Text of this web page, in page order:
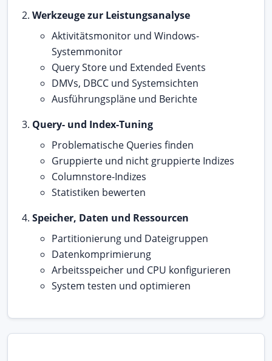
Werkzeuge zur Leistungsanalyse
Aktivitätsmonitor und Windows-
Systemmonitor
Query Store und Extended Events
DMVs, DBCC und Systemsichten
Ausführungspläne und Berichte
Query- und Index-Tuning
Problematische Queries finden
Gruppierte und nicht gruppierte Indizes
Columnstore-Indizes
Statistiken bewerten
Speicher, Daten und Ressourcen
Partitionierung und Dateigruppen
Datenkomprimierung
Arbeitsspeicher und CPU konfigurieren
System testen und optimieren